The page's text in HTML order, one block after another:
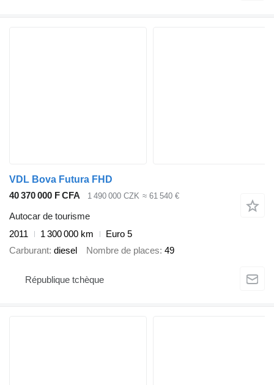
VDL Bova Futura FHD
40 370 000 F CFA
1 490 000 CZK ≈ 61 540 €
Autocar de tourisme
2011
1 300 000 km
Euro 5
Carburant diesel Nombre de places 49
République tchèque